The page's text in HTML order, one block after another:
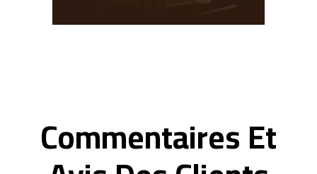
Commentaires Et